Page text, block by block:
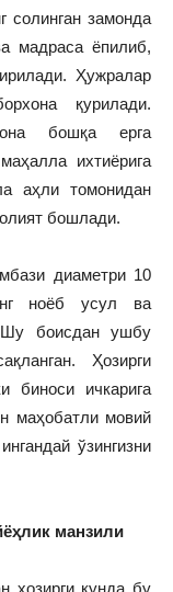
солинган замонда
мадраса ёпилиб,
Ҳужралар
қурилади.
бошқа ерга
ихтиёрига
аҳли томонидан
бошлади.
диаметри 10
ноёб усул ва
Шу боисдан ушбу
Ҳозирги
биноси ичкарига
маҳобатли мовий
ўзингизни
манзили
ҳозирги кунда бу